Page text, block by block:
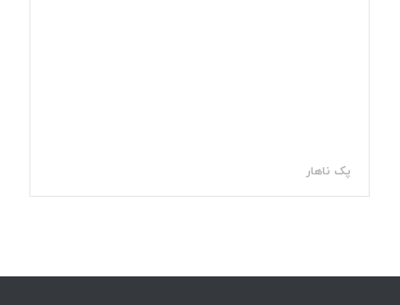
پک ناهار